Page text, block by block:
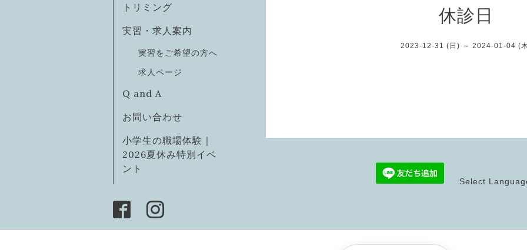
トリミング
実習・求人案内
実習をご希望の方へ
求人ページ
Q and A
お問い合わせ
小学生の職場体験｜
2026夏休み特別イベ
ント
休診日
2023-12-31 (日) ～ 2024-01-04 (
Select